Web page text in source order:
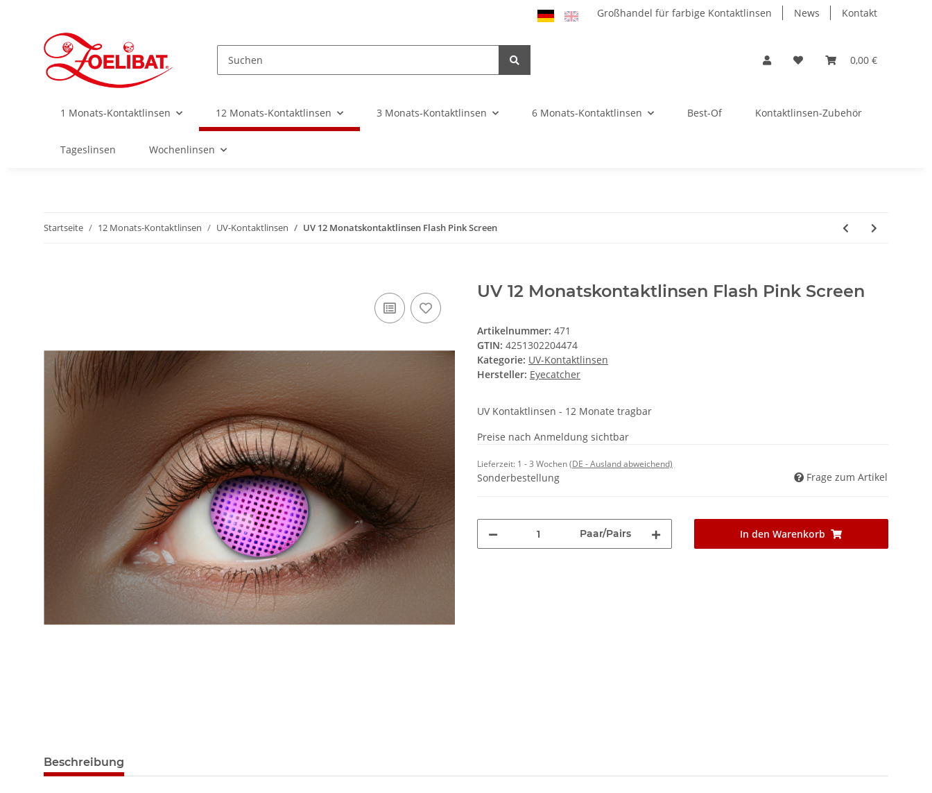
Großhandel für farbige Kontaktlinsen News Kontakt
0,00 €
1 Monats-Kontaktlinsen 12 Monats-Kontaktlinsen 3 Monats-Kontaktlinsen 6 Monats-Kontaktlinsen Best-Of Kontaktlinsen-Zubehör
Tageslinsen Wochenlinsen
Startseite 12 Monats-Kontaktlinsen UV-Kontaktlinsen UV 12 Monatskontaktlinsen Flash Pink Screen
UV 12 Monatskontaktlinsen Flash Pink Screen
Artikelnummer: 471
GTIN: 4251302204474
Kategorie: UV-Kontaktlinsen
Hersteller: Eyecatcher
UV Kontaktlinsen - 12 Monate tragbar
Preise nach Anmeldung sichtbar
Lieferzeit: 1 - 3 Wochen(DE - Ausland abweichend)
Sonderbestellung Frage zum Artikel
Paar/Pairs In den Warenkorb
Beschreibung